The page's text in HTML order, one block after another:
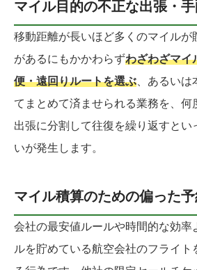
マイル目的の不正な出張・
移動距離が長いほど多くのマイルが
があるにもかかわらずわざわざマイ
便・遠回りルートを選ぶ 、あるい
てまとめて済ませられる業務を、何
出張に分割して往復を繰り返すとい
いが発生します。
マイル積算のための偏った
会社の最安値ルールや時間的な効率
ルを貯めている航空会社のフライト